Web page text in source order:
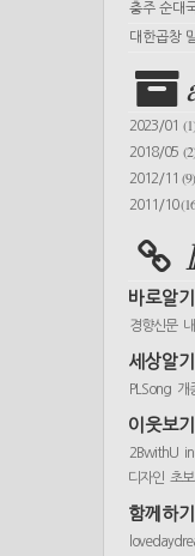
충주 순대
대한곱창
2023/01 (1)
2018/05 (2)
2012/11(9)
2011/10
바로알기
경향신문
세상알기
PLSong 개
이웃보기
2BwithU
디자인 초
함께하기